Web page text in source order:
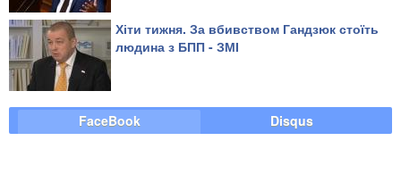
Хіти тижня. За вбивством Гандзюк стоїть
людина з БПП - ЗМІ
FaceBook Disqus